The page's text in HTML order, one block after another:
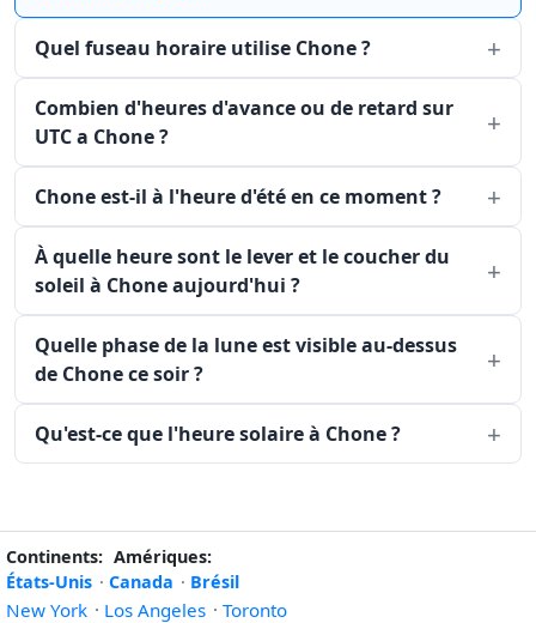
Quel fuseau horaire utilise Chone ?
Combien d'heures d'avance ou de retard sur
UTC a Chone ?
Chone est-il à l'heure d'été en ce moment ?
À quelle heure sont le lever et le coucher du
soleil à Chone aujourd'hui ?
Quelle phase de la lune est visible au-dessus
de Chone ce soir ?
Qu'est-ce que l'heure solaire à Chone ?
Continents: Amériques:
États-Unis · Canada · Brésil
New York · Los Angeles · Toronto